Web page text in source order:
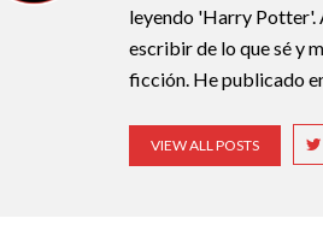
leyendo 'Harry Potter'.
escribir de lo que sé y
ficción. He publicado
VIEW ALL POSTS